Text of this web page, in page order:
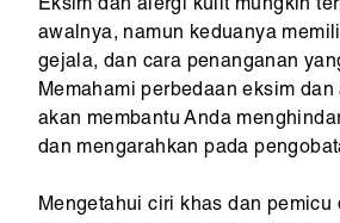
Eksim dan alergi kulit mungkin
awalnya, namun keduanya
gejala, dan cara penanganan
Memahami perbedaan eksim
akan membantu Anda
dan mengarahkan pada
Mengetahui ciri khas dan pemicu